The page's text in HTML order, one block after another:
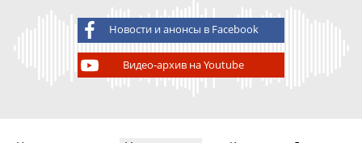
Новости и анонсы в Facebook
Видео-архив на Youtube